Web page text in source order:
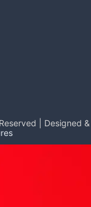
| Designed &